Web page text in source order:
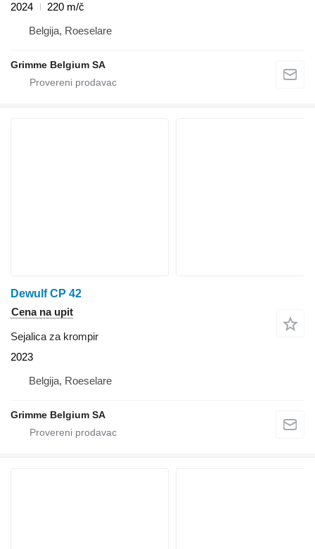
2024
220 m/č
Belgija, Roeselare
Grimme Belgium SA
Dewulf CP 42
Cena na upit
Sejalica za krompir
2023
Belgija, Roeselare
Grimme Belgium SA